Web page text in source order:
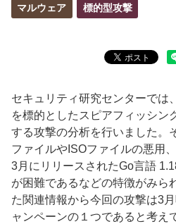
マルウェア 標的型攻撃
セキュリティ研究センターでは、
を標的としたスピアフィッシン
する攻撃の分析を行いました。
ファイルや ISOファイルの悪用
3月にリリースされたGo言語
が困難であるなどの特徴がみら
た関連情報から今回の攻撃は3
ャンペーンの１つであると考え